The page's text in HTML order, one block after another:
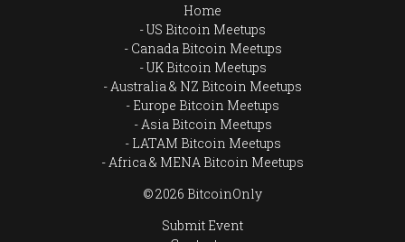
Home
US Bitcoin Meetups
Canada Bitcoin Meetups
UK Bitcoin Meetups
Australia & NZ Bitcoin Meetups
Europe Bitcoin Meetups
Asia Bitcoin Meetups
LATAM Bitcoin Meetups
Africa & MENA Bitcoin Meetups
© 2026 BitcoinOnly
Submit Event